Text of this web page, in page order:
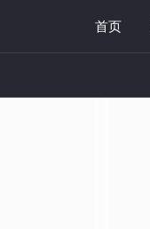
首页